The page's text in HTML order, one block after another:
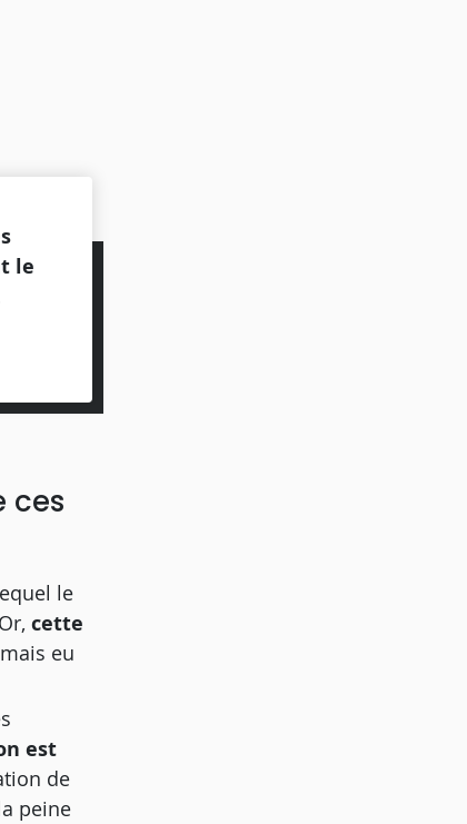
le
ces
le
Or,cette
eu
est
de
peine